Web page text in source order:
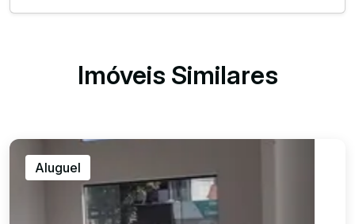
Imóveis Similares
Aluguel